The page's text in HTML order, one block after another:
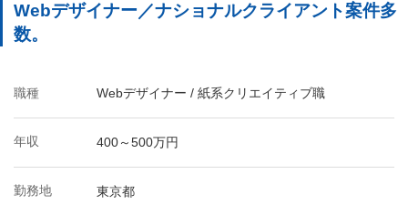
Webデザイナー／ナショナルクライアント案件多
数。
職種 Webデザイナー / 紙系クリエイティブ職
年収 400～500万円
勤務地 東京都